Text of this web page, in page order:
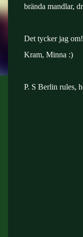
brända mandlar,
Det tycker jag om!
Kram, Minna :)
P. S Berlin rules,